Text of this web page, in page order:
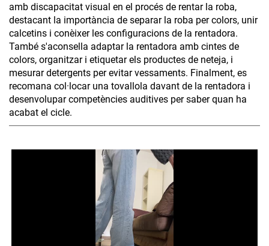
amb discapacitat visual en el procés de rentar la roba,
destacant la importància de separar la roba per colors, unir
calcetins i conèixer les configuracions de la rentadora.
També s'aconsella adaptar la rentadora amb cintes de
colors, organitzar i etiquetar els productes de neteja, i
mesurar detergents per evitar vessaments. Finalment, es
recomana col·locar una tovallola davant de la rentadora i
desenvolupar competències auditives per saber quan ha
acabat el cicle.